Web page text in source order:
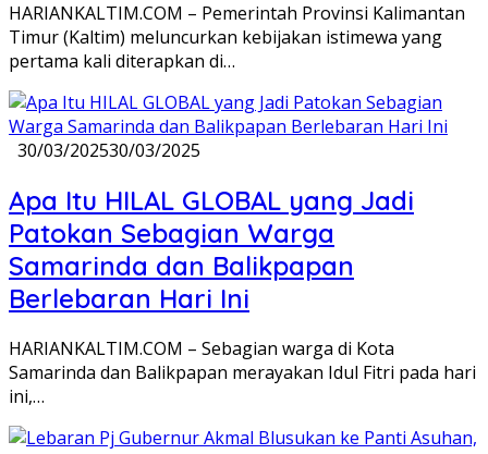
HARIANKALTIM.COM – Pemerintah Provinsi Kalimantan
Timur (Kaltim) meluncurkan kebijakan istimewa yang
pertama kali diterapkan di…
30/03/202530/03/2025
Apa Itu HILAL GLOBAL yang Jadi
Patokan Sebagian Warga
Samarinda dan Balikpapan
Berlebaran Hari Ini
HARIANKALTIM.COM – Sebagian warga di Kota
Samarinda dan Balikpapan merayakan Idul Fitri pada hari
ini,…